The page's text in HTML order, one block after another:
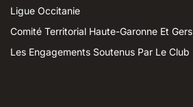
Ligue Occitanie
Comité Territorial Haute-Garonne Et Gers
Les Engagements Soutenus Par Le Club